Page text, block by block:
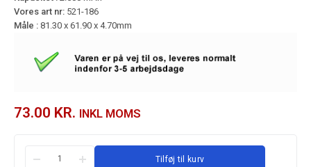
Vores art nr: 521-186
Måle : 81.30 x 61.90 x 4.70mm
73.00 KR. INKL MOMS
Tilføj til kurv